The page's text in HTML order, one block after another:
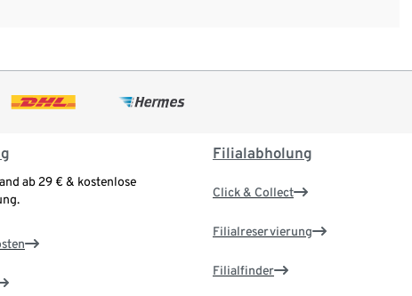
ab 29 € & kostenlose
Filialabholung
Click & Collect
Filialreservierung
Filialfinder